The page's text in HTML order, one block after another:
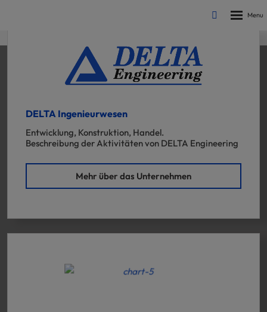
Vyhledávání
DELTA Ingenieurwesen
Entwicklung, Konstruktion, Handel.
Beschreibung der Aktivitäten von DELTA Engineering
Mehr über das Unternehmen